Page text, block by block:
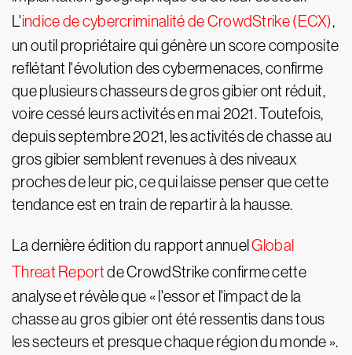
L'indice de cybercriminalité de CrowdStrike (ECX),
un outil propriétaire qui génère un score composite
reflétant l'évolution des cybermenaces, confirme
que plusieurs chasseurs de gros gibier ont réduit,
voire cessé leurs activités en mai 2021. Toutefois,
depuis septembre 2021, les activités de chasse au
gros gibier semblent revenues à des niveaux
proches de leur pic, ce qui laisse penser que cette
tendance est en train de repartir à la hausse.
La dernière édition du rapport annuelGlobal
Threat Reportde CrowdStrike confirme cette
analyse et révèle que « l'essor et l'impact de la
chasse au gros gibier ont été ressentis dans tous
les secteurs et presque chaque région du monde ».